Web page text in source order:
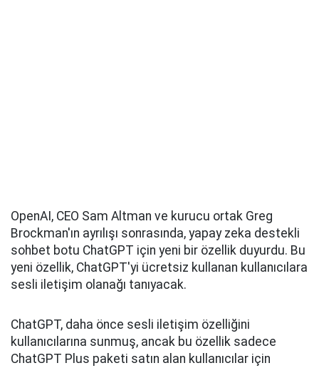
OpenAI, CEO Sam Altman ve kurucu ortak Greg
Brockman'ın ayrılışı sonrasında, yapay zeka destekli
sohbet botu ChatGPT için yeni bir özellik duyurdu. Bu
yeni özellik, ChatGPT'yi ücretsiz kullanan kullanıcılara
sesli iletişim olanağı tanıyacak.
ChatGPT, daha önce sesli iletişim özelliğini
kullanıcılarına sunmuş, ancak bu özellik sadece
ChatGPT Plus paketi satın alan kullanıcılar için